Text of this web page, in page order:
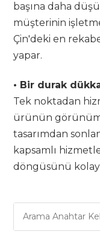
başına daha
müşterinin
Çin'deki en
yapar.
• Bir durak
Tek noktadan
ürünün
tasarımdan
kapsamlı
döngüsünü